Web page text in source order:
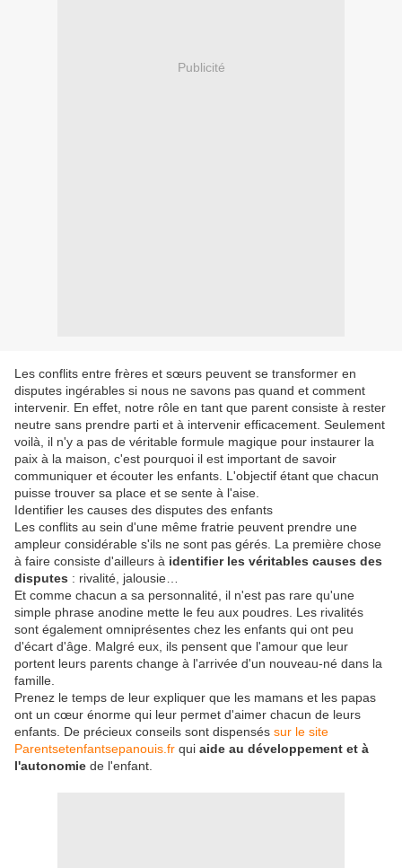
Publicité
Les conflits entre frères et sœurs peuvent se transformer en
disputes ingérables si nous ne savons pas quand et comment
intervenir. En effet, notre rôle en tant que parent consiste à rester
neutre sans prendre parti et à intervenir efficacement. Seulement
voilà, il n'y a pas de véritable formule magique pour instaurer la
paix à la maison, c'est pourquoi il est important de savoir
communiquer et écouter les enfants. L'objectif étant que chacun
puisse trouver sa place et se sente à l'aise.
Identifier les causes des disputes des enfants
Les conflits au sein d'une même fratrie peuvent prendre une
ampleur considérable s'ils ne sont pas gérés. La première chose
à faire consiste d'ailleurs à identifier les véritables causes des
disputes : rivalité, jalousie…
Et comme chacun a sa personnalité, il n'est pas rare qu'une
simple phrase anodine mette le feu aux poudres. Les rivalités
sont également omniprésentes chez les enfants qui ont peu
d'écart d'âge. Malgré eux, ils pensent que l'amour que leur
portent leurs parents change à l'arrivée d'un nouveau-né dans la
famille.
Prenez le temps de leur expliquer que les mamans et les papas
ont un cœur énorme qui leur permet d'aimer chacun de leurs
enfants. De précieux conseils sont dispensés sur le site
Parentsetenfantsepanouis.fr qui aide au développement et à
l'autonomie de l'enfant.